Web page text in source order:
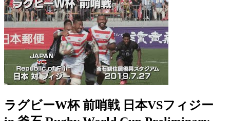
ラグビーW杯 前哨戦 日本VSフィジー